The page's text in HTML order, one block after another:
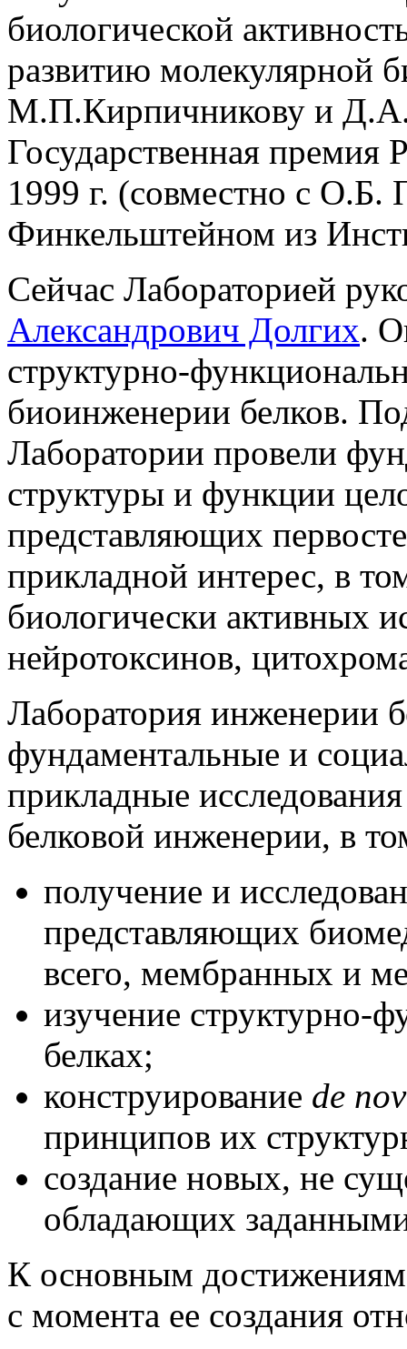
биологической
развитию молекулярной
М.П.Кирпичникову и
Государственная премия
1999 г. (совместно с
Финкельштейном из
Сейчас Лабораторией
Александрович Долгих.
структурно-
биоинженерии белков.
Лаборатории провели
структуры и функции
представляющих
прикладной интерес, в
биологически активных
нейротоксинов,
Лаборатория инженерии
фундаментальные и
прикладные
белковой инженерии, в
получение и
представляющих
всего, мембранных и
изучение структурно-
белках;
конструирование de
принципов их
создание новых, не
обладающих
К основным
с момента ее создания